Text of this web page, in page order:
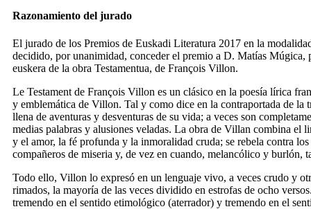
Razonamiento del jurado
El jurado de los Premios de Euskadi Literatura 2017 en la
decidido, por unanimidad, conceder el premio a D. Matías Múgica,
euskera de la obra Testamentua, de François Villon.
Le Testament de François Villon es un clásico en la poesía lírica
y emblemática de Villon. Tal y como dice en la contraportada de la
llena de aventuras y desventuras de su vida; a veces son
medias palabras y alusiones veladas. La obra de Villan combina
y el amor, la fé profunda y la inmoralidad cruda; se rebela contra
compañeros de miseria y, de vez en cuando, melancólico y burlón,
Todo ello, Villon lo expresó en un lenguaje vivo, a veces crudo y
rimados, la mayoría de las veces dividido en estrofas de ocho
tremendo en el sentido etimológico (aterrador) y tremendo en el